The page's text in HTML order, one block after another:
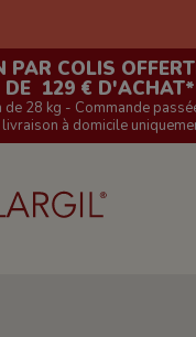
PAR COLIS
DE 129 € D'ACHAT*
28 kg - Commande
à domicile